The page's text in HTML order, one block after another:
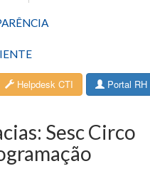
Portal RH
Helpdesk CTI
Sesc Circo